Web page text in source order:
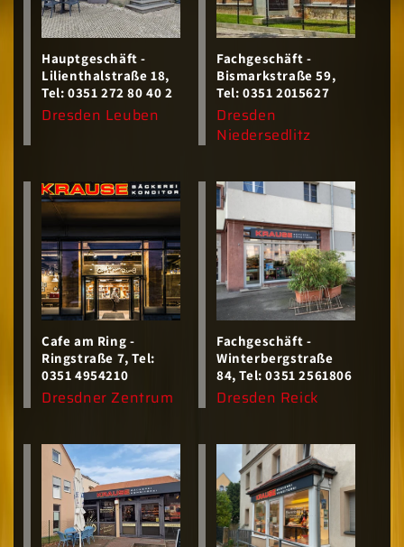
Hauptgeschäft -
Lilienthalstraße 18,
Tel: 0351 272 80 40 2
Anbieter:
Dresden Leuben
Fachgeschäft -
Bismarkstraße 59,
Tel: 0351 2015627
Anbieter:
Dresden
Niedersedlitz
Cafe am Ring -
Ringstraße 7, Tel:
0351 4954210
Anbieter:
Dresdner Zentrum
Fachgeschäft -
Winterbergstraße
84, Tel: 0351 2561806
Anbieter:
Dresden Reick